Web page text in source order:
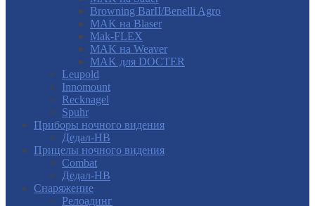
Browning BarII/Benelli Agro
MAK на Blaser
Mak-FLEX
MAK на Weaver
MAK для DOCTER
Leupold
Innomount
Recknagel
Spuhr
Приборы ночного видения
Дедал-НВ
Прицелы ночного видения
Combat
Дедал-НВ
Снаряжение
Релоадинг